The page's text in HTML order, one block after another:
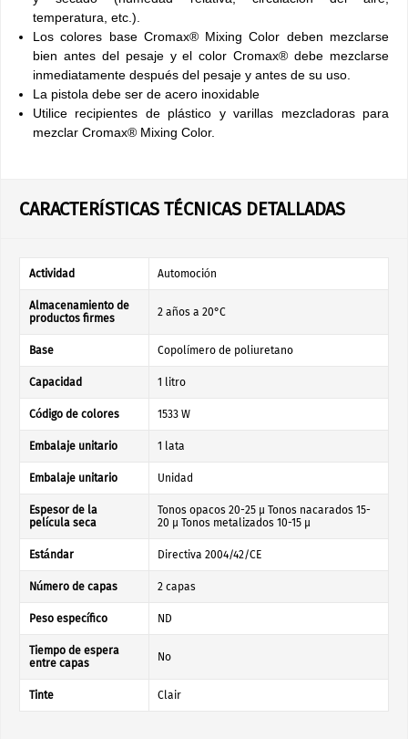
temperatura, etc.).
Los colores base Cromax® Mixing Color deben mezclarse
bien antes del pesaje y el color Cromax® debe mezclarse
inmediatamente después del pesaje y antes de su uso.
La pistola debe ser de acero inoxidable
Utilice recipientes de plástico y varillas mezcladoras para
mezclar Cromax® Mixing Color.
CARACTERÍSTICAS TÉCNICAS DETALLADAS
Actividad Automoción
Almacenamiento de
productos firmes
2 años a 20°C
Base Copolímero de poliuretano
Capacidad 1 litro
Código de colores 1533 W
Embalaje unitario 1 lata
Embalaje unitario Unidad
Espesor de la
película seca
Tonos opacos 20-25 µ Tonos nacarados 15-
20 µ Tonos metalizados 10-15 µ
Estándar Directiva 2004/42/CE
Número de capas 2 capas
Peso específico ND
Tiempo de espera
entre capas
No
Tinte Clair